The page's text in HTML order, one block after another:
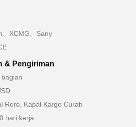
XCMG、Sany
& Pengiriman
Roro, Kapal Kargo Curah
hari kerja